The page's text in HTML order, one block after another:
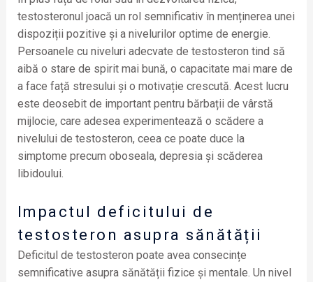
testosteronul joacă un rol semnificativ în menținerea unei
dispoziții pozitive și a nivelurilor optime de energie.
Persoanele cu niveluri adecvate de testosteron tind să
aibă o stare de spirit mai bună, o capacitate mai mare de
a face față stresului și o motivație crescută. Acest lucru
este deosebit de important pentru bărbații de vârstă
mijlocie, care adesea experimentează o scădere a
nivelului de testosteron, ceea ce poate duce la
simptome precum oboseala, depresia și scăderea
libidoului.
Impactul deficitului de
testosteron asupra sănătății
Deficitul de testosteron poate avea consecințe
semnificative asupra sănătății fizice și mentale. Un nivel